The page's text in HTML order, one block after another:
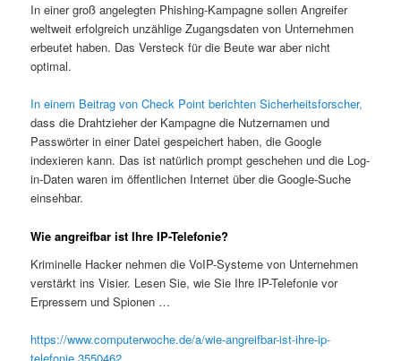
In einer groß angelegten Phishing-Kampagne sollen Angreifer
weltweit erfolgreich unzählige Zugangsdaten von Unternehmen
erbeutet haben. Das Versteck für die Beute war aber nicht
optimal.
In einem Beitrag von Check Point berichten Sicherheitsforscher,
dass die Drahtzieher der Kampagne die Nutzernamen und
Passwörter in einer Datei gespeichert haben, die Google
indexieren kann. Das ist natürlich prompt geschehen und die Log-
in-Daten waren im öffentlichen Internet über die Google-Suche
einsehbar.
Wie angreifbar ist Ihre IP-Telefonie?
Kriminelle Hacker nehmen die VoIP-Systeme von Unternehmen
verstärkt ins Visier. Lesen Sie, wie Sie Ihre IP-Telefonie vor
Erpressern und Spionen …
https://www.computerwoche.de/a/wie-angreifbar-ist-ihre-ip-